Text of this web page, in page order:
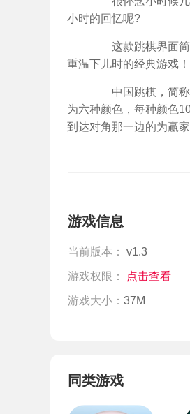
小时的回忆呢?
这款跳棋界面简
重温下儿时的经典游戏！
中国跳棋，简称
为六种颜色，每种颜色
到达对角那一边的为赢家
游戏信息
当前版本： v1.3
游戏权限： 点击查看
游戏大小： 37M
同类游戏